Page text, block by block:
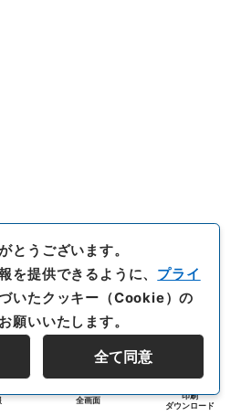
全画面
印刷
ダウンロード
とうございます。
を提供できるように、 プライ
いたクッキー（Cookie）の
願いいたします。
全て同意